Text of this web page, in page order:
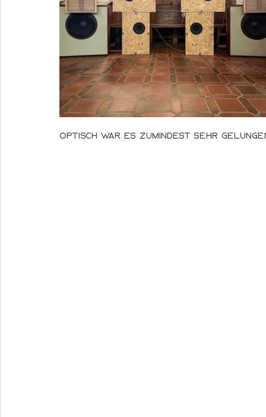
Optisch war es zumindest sehr